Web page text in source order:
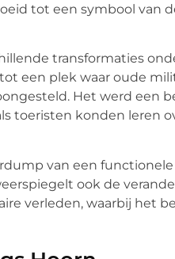
tot een symbool van
transformaties
een plek waar oude
Het werd een
toeristen konden leren
van een
ook de
verleden, waarbij het